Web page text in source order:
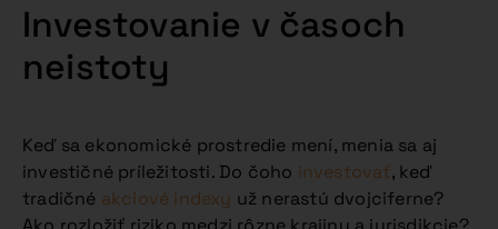
Investovanie v časoch
neistoty
Keď sa ekonomické prostredie mení, menia sa aj
investičné príležitosti. Do čoho investovať, keď
tradičné akciové indexy už nerastú dvojciferne?